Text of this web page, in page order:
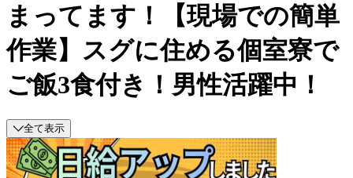
まってます！【現場での簡単
作業】スグに住める個室寮で
ご飯3食付き！男性活躍中！
全て表示